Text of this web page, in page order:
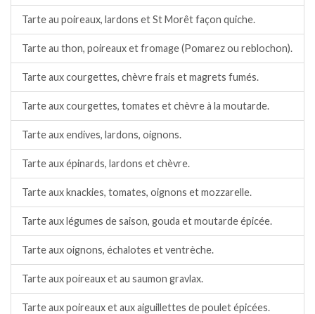
Tarte au poireaux, lardons et St Morêt façon quiche.
Tarte au thon, poireaux et fromage (Pomarez ou reblochon).
Tarte aux courgettes, chèvre frais et magrets fumés.
Tarte aux courgettes, tomates et chèvre à la moutarde.
Tarte aux endives, lardons, oignons.
Tarte aux épinards, lardons et chèvre.
Tarte aux knackies, tomates, oignons et mozzarelle.
Tarte aux légumes de saison, gouda et moutarde épicée.
Tarte aux oignons, échalotes et ventrèche.
Tarte aux poireaux et au saumon gravlax.
Tarte aux poireaux et aux aiguillettes de poulet épicées.